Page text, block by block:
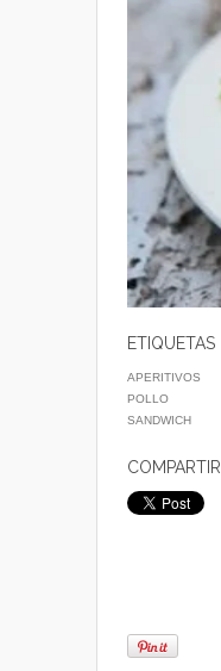
ETIQUETAS
APERITIVOS
POLLO
SANDWICH
COMPARTIR